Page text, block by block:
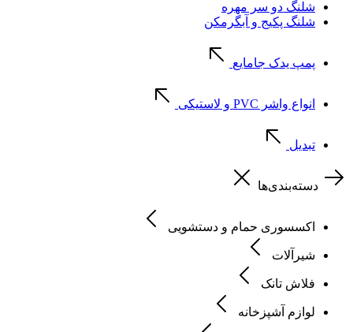
شلنگ دو سر مهره
شلنگ پکیج و آبگرمکن
پمپ یدک جامایع
انواع واشر PVC و لاستیکی
تبدیل
دسته‌بندی‌ها
اکسسوری حمام و دستشویی
شیرآلات
فلاش تانک
لوازم آشپزخانه